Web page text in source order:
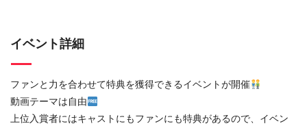
イベント詳細
ファンと力を合わせて特典を獲得できるイベントが開催
動画テーマは自由
上位入賞者にはキャストにもファンにも特典があるので、イベン